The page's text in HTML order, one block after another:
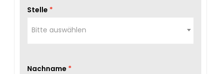
Stelle
Bitte auswählen
Nachname